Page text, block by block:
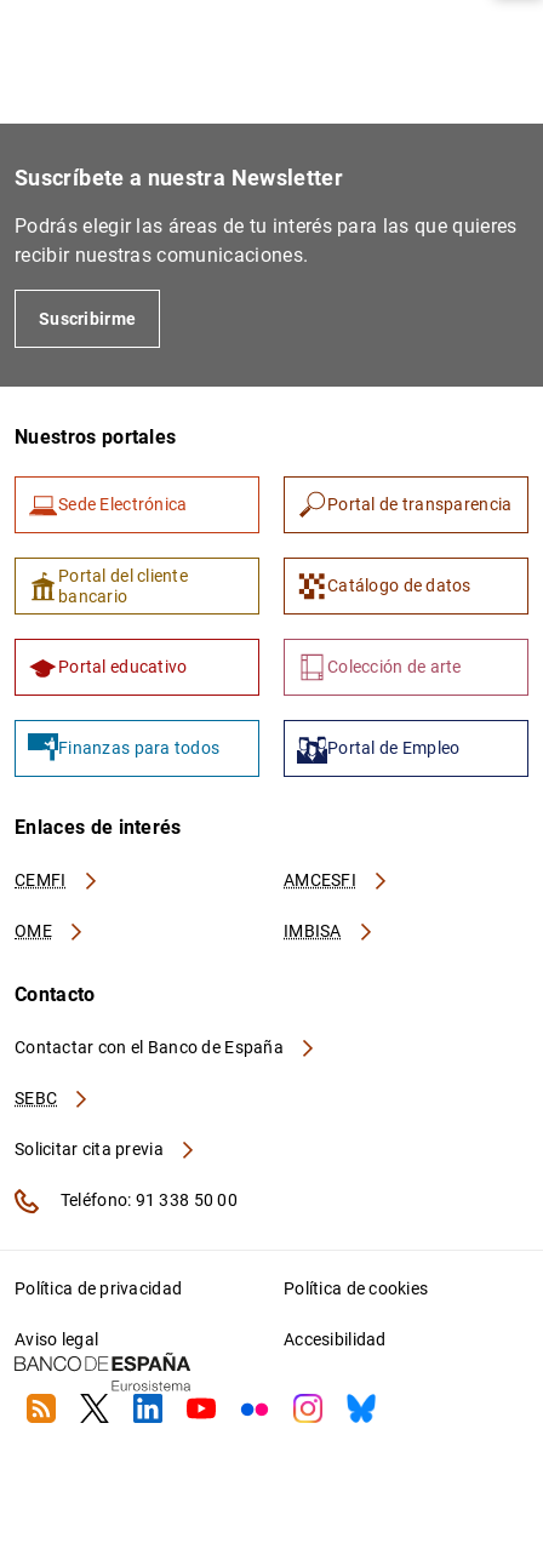
Suscríbete a nuestra Newsletter
Podrás elegir las áreas de tu interés para las que quieres
recibir nuestras comunicaciones.
Suscribirme
Nuestros portales
Sede Electrónica Portal de transparencia
Portal del cliente
bancario
Catálogo de datos
Portal educativo Colección de arte
Finanzas para todos Portal de Empleo
Enlaces de interés
CEMFI AMCESFI
OME IMBISA
Contacto
Contactar con el Banco de España
SEBC
Solicitar cita previa
Teléfono: 91 338 50 00
Política de privacidad Política de cookies
Aviso legal Accesibilidad
RSS TwitterLinkedin
YoutubeFlickrInstagram
Bluesky